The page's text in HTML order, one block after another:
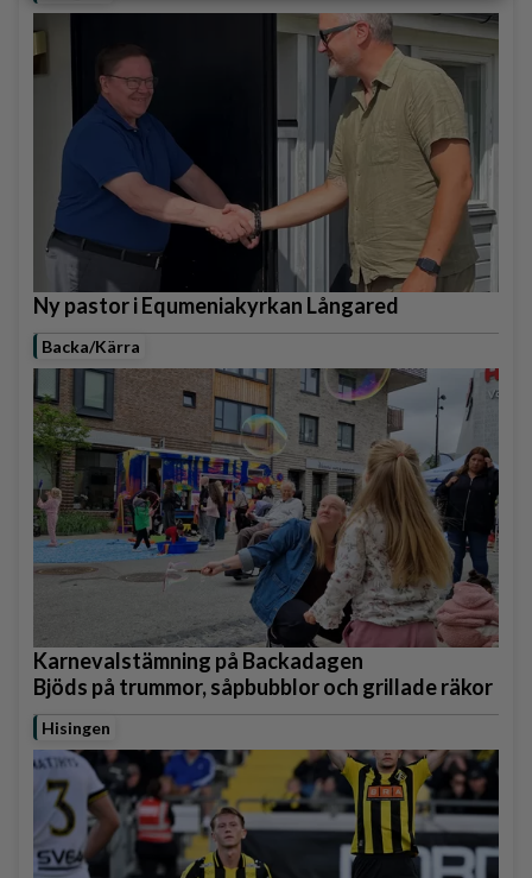
Ny pastor i Equmeniakyrkan Långared
Backa/Kärra
Karnevalstämning på Backadagen
Bjöds på trummor, såpbubblor och grillade räkor
Hisingen